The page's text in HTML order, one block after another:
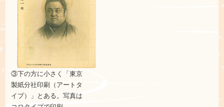
③下の方に小さく「東京
製紙分社印刷（アートタ
イ プ）」とある。写真は